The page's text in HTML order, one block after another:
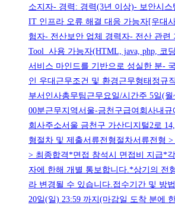
소지자- 경력: 경력(3년 이상)- 보안시
IT 인프라 오류 해결 대응 가능자[우대
험자- 전산보안 업체 경력자- 전산 관련
Tool 사용 가능자(HTML, java, php, 코
서비스 마인드를 기반으로 성실한 분-
인 우대근무조건 및 환경근무형태정규
부서인사총무팀근무요일/시간주 5일(월
00분근무지역서울-금천구급여회사내
회사주소서울 금천구 가산디지털2로
형절차 및 제출서류전형절차서류전형
> 최종합격*면접 참석시 면접비 지급*
자에 한해 개별 통보합니다.*상기의 전
라 변경될 수 있습니다.접수기간 및 방
20일(일) 23:59 까지(마감일 도착 분에